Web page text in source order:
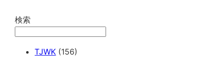
検索
TJWK (156)